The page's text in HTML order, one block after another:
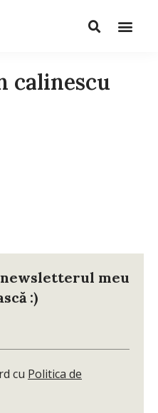
calinescu
watch?
newsletterul meu
:)
cu Politica de